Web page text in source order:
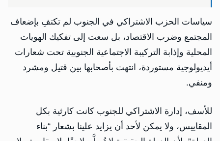
سياسات الحزب الاشتراكي في الجنوب لم تكتفِ بإضعاف
المجتمع وضرب الاقتصاد، بل سعت إلى تفكيك الهويات
المحلية وإذابة التركيبة الاجتماعية الجنوبية تحت شعارات
أيديولوجية مستوردة، انتهت بأصحابها بين قتيل ومشرد
ومنفي.
للأسف، إدارة الاشتراكي للجنوب كانت كارثية بكل
المقاييس، ولا يمكن لأحد أن يزايد علينا بشعار “بناء